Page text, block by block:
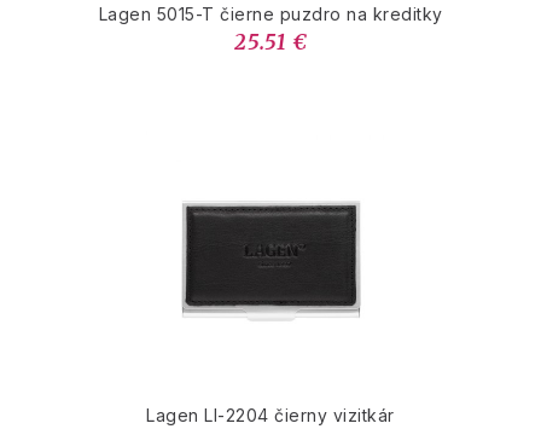
Lagen 5015-T čierne puzdro na kreditky
25.51 €
Lagen LI-2204 čierny vizitkár